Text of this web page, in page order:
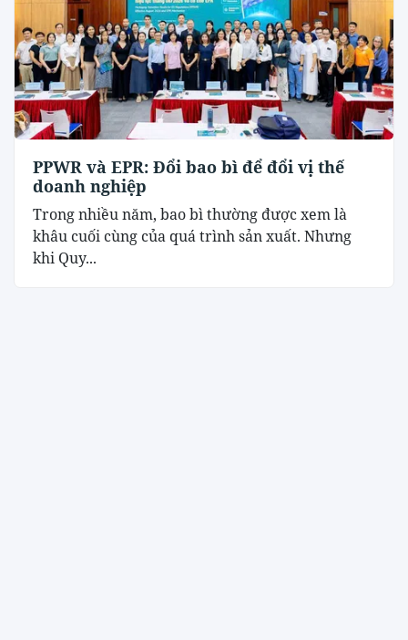
PPWR và EPR: Đổi bao bì để đổi vị thế
doanh nghiệp
Trong nhiều năm, bao bì thường được xem là
khâu cuối cùng của quá trình sản xuất. Nhưng
khi Quy...